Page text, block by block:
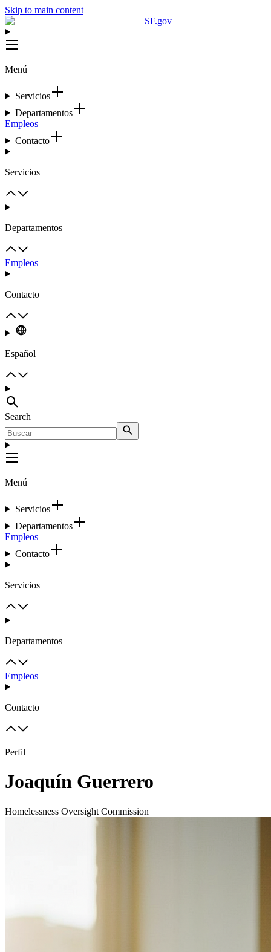
Skip to main content
SF.gov
Menú
Servicios
Departamentos
Empleos
Contacto
Servicios
Departamentos
Empleos
Contacto
Español
Search
Menú
Servicios
Departamentos
Empleos
Contacto
Servicios
Departamentos
Empleos
Contacto
Perfil
Joaquín Guerrero
Homelessness Oversight Commission